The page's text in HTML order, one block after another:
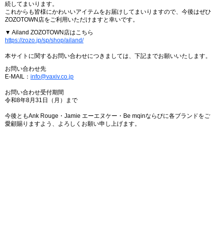
続してまいります。
これからも皆様にかわいいアイテムをお届けしてまいりますので、今後はぜひ
ZOZOTOWN店をご利用いただけますと幸いです。
▼ Ailand ZOZOTOWN店はこちら
https://zozo.jp/sp/shop/ailand/
本サイトに関するお問い合わせにつきましては、下記までお願いいたします。
お問い合わせ先
E-MAIL： info@vaxiv.co.jp
お問い合わせ受付期間
令和8年8月31日（月）まで
今後ともAnk Rouge・Jamie エーエヌケー・Be mqinならびに各ブランドをご
愛顧賜りますよう、よろしくお願い申し上げます。